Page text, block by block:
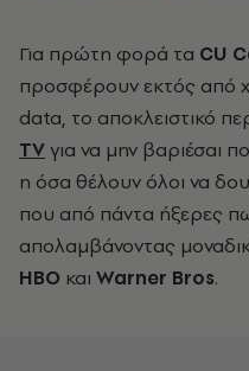
Για πρώτη φορά τα CU C
προσφέρουν εκτός από
data, το αποκλειστικό
TVγια να μην βαριέσαι
η όσα θέλουν όλοι να
που από πάντα ήξερες
απολαμβάνοντας μ
HBO και Warner Bros.